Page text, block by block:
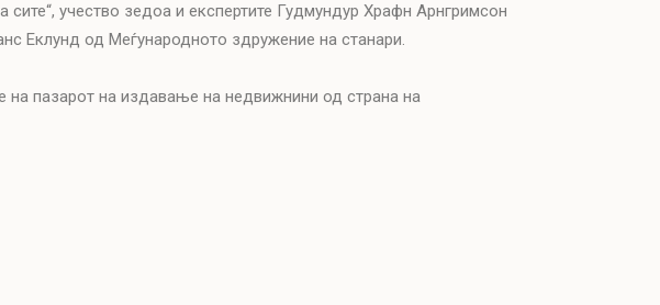
учество зедоа и експертите Гудмундур Храфн Арнгримсон
Еклунд од Меѓународното здружение на станари.
на пазарот на издавање на недвижнини од страна на